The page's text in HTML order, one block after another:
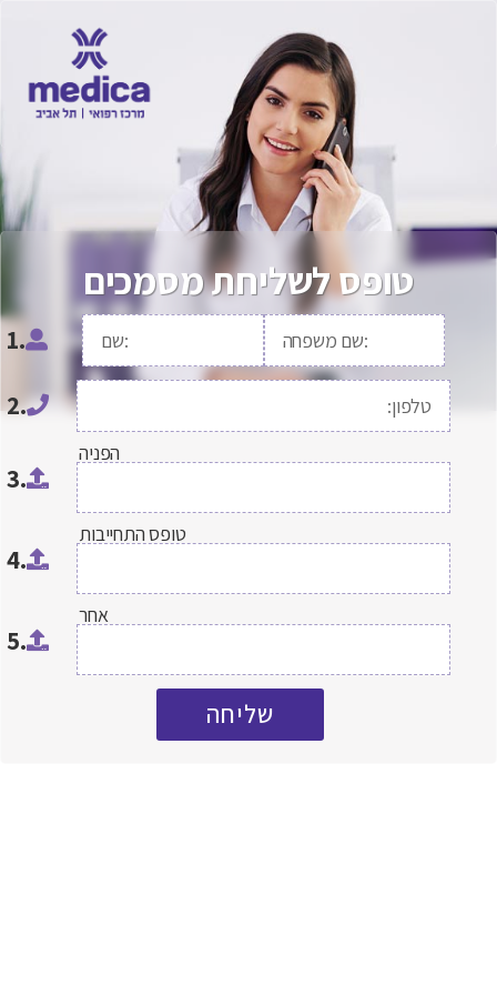
טופס לשליחת מסמכים
1.
2.
3.
הפניה
4.
טופס התחייבות
5.
אחר
שליחה